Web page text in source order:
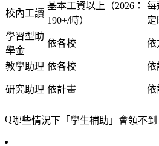
校內工讀
基本工資以上（2026：
190+/時）
每
定
學習型助
學金
依各校 依
教學助理 依各校 依
研究助理 依計畫 依
哪些情況下「學生補助」會領不到